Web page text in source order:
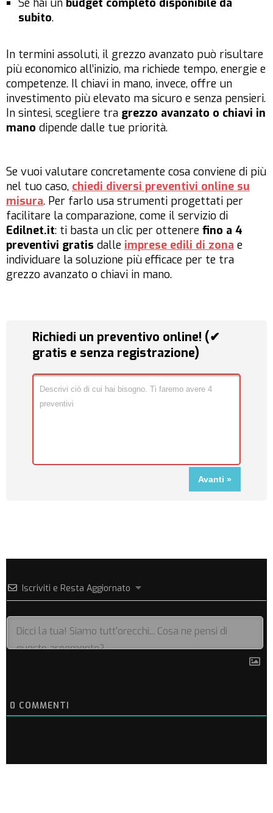
Se hai un budget completo disponibile da
subito.
In termini assoluti, il grezzo avanzato può risultare
più economico all’inizio, ma richiede tempo, energie e
competenze. Il chiavi in mano, invece, offre un
investimento più elevato ma sicuro e senza pensieri.
In sintesi, scegliere tra grezzo avanzato o chiavi in
mano dipende dalle tue priorità.
Se vuoi valutare concretamente cosa conviene di più
nel tuo caso, chiedi diversi preventivi online su
misura. Per farlo usa strumenti progettati per
facilitare la comparazione, come il servizio di
Edilnet.it: ti basta un clic per ottenere fino a 4
preventivi gratis dalle imprese edili di zona e
individuare la soluzione più efficace per te tra
grezzo avanzato o chiavi in mano.
Richiedi un preventivo online! (✔
gratis e senza registrazione)
Iscriviti e Resta Aggiornato
0 COMMENTI